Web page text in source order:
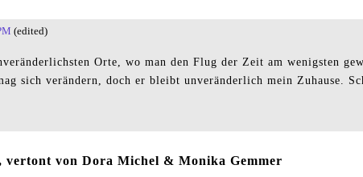
(edited)
Orte, wo man den Flug der Zeit am wenigsten
sich verändern, doch er bleibt unveränderlich mein
vertont von Dora Michel & Monika Gemmer